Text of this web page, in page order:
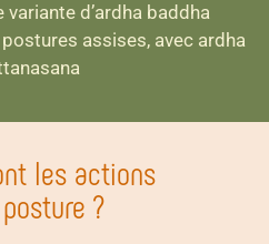
d’ardha baddha
assises, avec ardha
les actions
?